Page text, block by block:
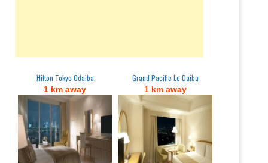
Hilton Tokyo Odaiba
1 km away
Grand Pacific Le Daiba
1 km away